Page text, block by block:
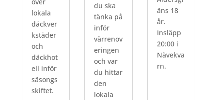
över
lokala
däckver
kstäder
och
däckhot
ell inför
säsongs
skiftet.
du ska
tänka på
inför
vårrenov
eringen
och var
du hittar
den
lokala
äns 18
år.
Insläpp
20:00 i
Nävekva
rn.